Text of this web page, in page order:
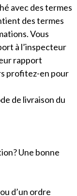
avec des termes
des termes
Vous
à l’inspecteur
rapport
profitez-en pour
de livraison du
Une bonne
d’un ordre